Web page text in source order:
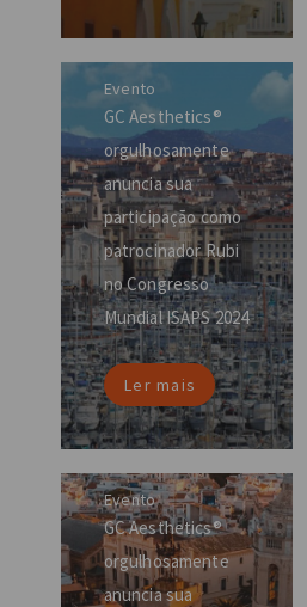
Evento
GC Aesthetics®
orgulhosamente
anuncia sua
participação como
patrocinador Rubi
no Congresso
Mundial ISAPS 2024
Ler mais
Evento
GC Aesthetics®
orgulhosamente
anuncia sua